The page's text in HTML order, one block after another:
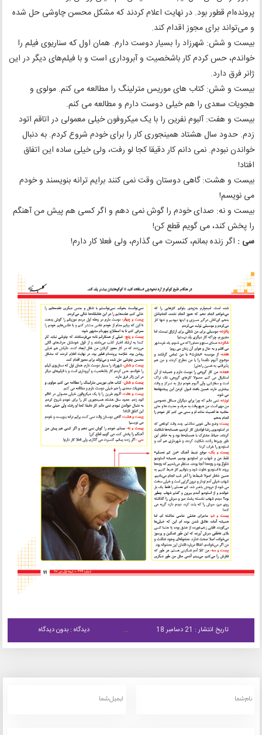
پرونده‌ام قطور بود. در نهایت اعلام کردند که مشکل محسن چاوشی حل شده
و می‌تواند برای مجوز اقدام کند.
بیست و شش: شهرزاد ‌را بسیار دوست دارم. همان اول که سناریوی فیلم را
خواندم، حس کردم کار باشخصیت و آبروداری است و با فیلم‌های دیگر در این
ژانر فرق دارد.
بیست و شش: کتاب های موریس مترلینگ را مطالعه می کنم. مولوی و
هجویات سعدی را هم خیلی دوست دارم و مطالعه می کنم.
بیست و هفت: آلبوم نفرین را با یک میکروفون خیلی معمولی در اتاقم اتود
زدم. حدود سال هشتاد همینجوری کار را برای خودم شروع کردم. به دنبال
خواندن نبودم. نمی دانم کار دقیقا کجا لو رفت، ولی خیلی ساده این اتفاق
افتاد!
بیست و هشت: گاهی دوستان وقت نمی کنند برایم ترانه بنویسند و خودم
می نویسم!
بیست و نه: صدای خودم را گوش نمی دهم و اگر کسی هم پیش من آهنگم
را پخش کند، می گویم قطع کن!
سی : اگر زنده بمانم، کنسرت می گذارم، ولی فعلا کار دارم!
تاریخ انتشار : 21 دسامبر 18 دیدگاه : بدون دیدگاه